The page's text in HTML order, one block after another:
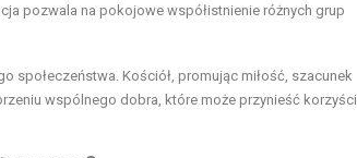
pozwala na pokojowe współistnienie różnych grup
społeczeństwa. Kościół, promując miłość, szacunek
wspólnego dobra, które może przynieść korzyści